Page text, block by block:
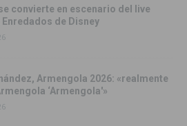
convierte en escenario del live
de Disney
Armengola 2026: «realmente
‘Armengola'»